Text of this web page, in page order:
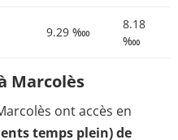
9.29 ‱
8.18
‱
Marcolès
ont accès en
temps plein) de